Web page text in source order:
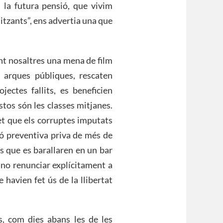
la futura pensió, que vivim
ens advertia una que
nosaltres una mena de film
públiques, rescaten
fallits, es beneficien
són les classes mitjanes.
que els corruptes imputats
preventiva priva de més de
que es barallaren en un bar
renunciar explícitament a
havien fet ús de la llibertat
com dies abans les de les